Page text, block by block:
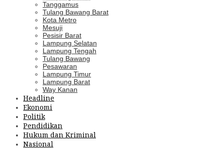
Tanggamus
Tulang Bawang Barat
Kota Metro
Mesuji
Pesisir Barat
Lampung Selatan
Lampung Tengah
Tulang Bawang
Pesawaran
Lampung Timur
Lampung Barat
Way Kanan
Headline
Ekonomi
Politik
Pendidikan
Hukum dan Kriminal
Nasional